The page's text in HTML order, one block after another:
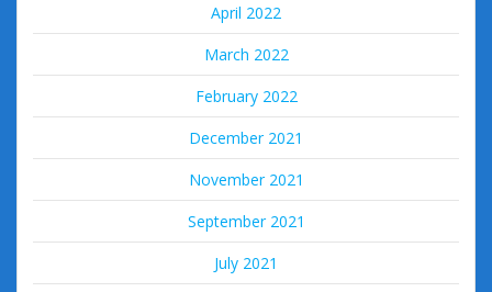
April 2022
March 2022
February 2022
December 2021
November 2021
September 2021
July 2021